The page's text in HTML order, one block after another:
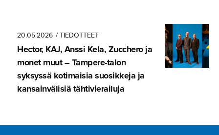
20.05.2026 / TIEDOTTEET
Hector, KAJ, Anssi Kela, Zucchero ja
monet muut – Tampere-talon
syksyssä kotimaisia suosikkeja ja
kansainvä­lisiä tähtivie­railuja